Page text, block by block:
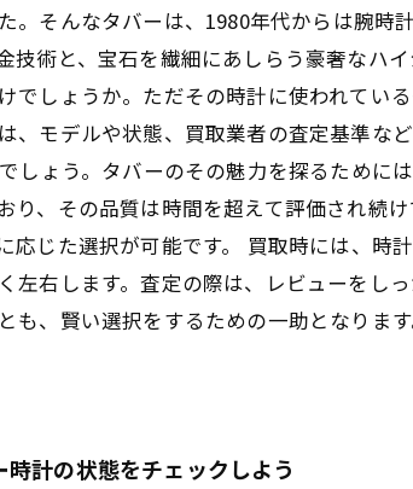
。そんなタバーは、1980年代からは腕時
技術と、宝石を繊細にあしらう豪奢なハ
でしょうか。ただその時計に使われてい
、モデルや状態、買取業者の査定基準な
しょう。タバーのその魅力を探るために
り、その品質は時間を超えて評価され続
応じた選択が可能です。 買取時には、
左右します。査定の際は、レビューをし
も、賢い選択をするための一助となりま
計の状態をチェックしよう